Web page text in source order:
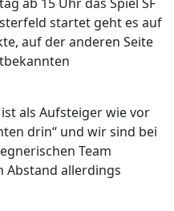
startet geht es auf
auf der anderen Seite
als Aufsteiger wie vor
drin“ und wir sind bei
Team
Abstand allerdings